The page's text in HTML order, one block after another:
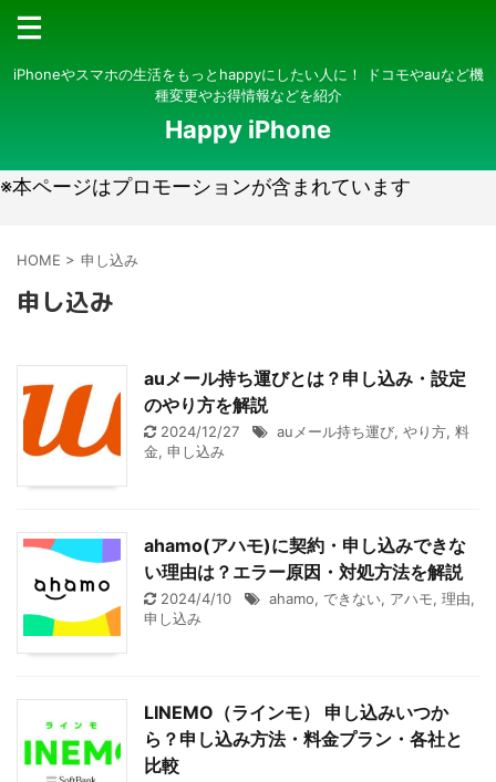
iPhoneやスマホの生活をもっとhappyにしたい人に！ ドコモやauなど機
種変更やお得情報などを紹介
Happy iPhone
※本ページはプロモーションが含まれています
HOME > 申し込み
申し込み
auメール持ち運びとは？申し込み・設定
のやり方を解説
2024/12/27 auメール持ち運び, やり方, 料
金, 申し込み
ahamo(アハモ)に契約・申し込みできな
い理由は？エラー原因・対処方法を解説
2024/4/10 ahamo, できない, アハモ, 理由,
申し込み
LINEMO（ラインモ） 申し込みいつか
ら？申し込み方法・料金プラン・各社と
比較